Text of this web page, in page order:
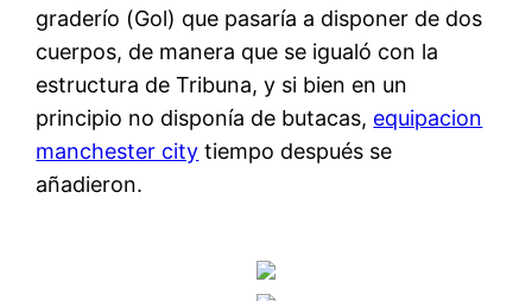
graderío (Gol) que pasaría a disponer de dos
cuerpos, de manera que se igualó con la
estructura de Tribuna, y si bien en un
principio no disponía de butacas, equipacion
manchester city tiempo después se
añadieron.